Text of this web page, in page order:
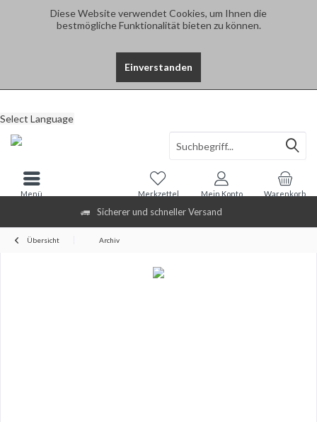
Diese Website verwendet Cookies, um Ihnen die
bestmögliche Funktionalität bieten zu können.
Einverstanden
Sicherer und schneller Versand
Select Language
Warenkorb
Merkzettel Mein Konto
Menü
Übersicht Archiv